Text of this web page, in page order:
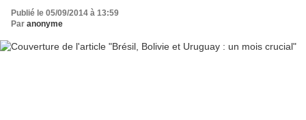
Publié le 05/09/2014 à 13:59
Par anonyme